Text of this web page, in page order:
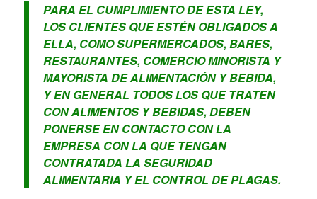
PARA EL CUMPLIMIENTO DE ESTA LEY,
LOS CLIENTES QUE ESTÉN OBLIGADOS A
ELLA, COMO SUPERMERCADOS, BARES,
RESTAURANTES, COMERCIO MINORISTA Y
MAYORISTA DE ALIMENTACIÓN Y BEBIDA,
Y EN GENERAL TODOS LOS QUE TRATEN
CON ALIMENTOS Y BEBIDAS, DEBEN
PONERSE EN CONTACTO CON LA
EMPRESA CON LA QUE TENGAN
CONTRATADA LA SEGURIDAD
ALIMENTARIA Y EL CONTROL DE PLAGAS.